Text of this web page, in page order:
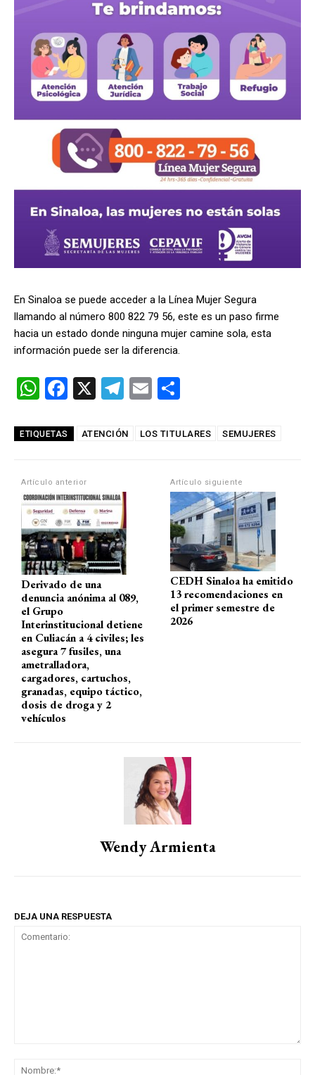
En Sinaloa se puede acceder a la Línea Mujer Segura
llamando al número 800 822 79 56, este es un paso firme
hacia un estado donde ninguna mujer camine sola, esta
información puede ser la diferencia.
W
at
A
p
p
F
ce
o
o
k
X
T
e
m
E
ail m
ar
tir
ETIQUETAS ATENCIÓN LOS TITULARES SEMUJERES
Artículo anterior
Derivado de una
denuncia anónima al 089,
el Grupo
Interinstitucional detiene
en Culiacán a 4 civiles; les
asegura 7 fusiles, una
ametralladora,
cargadores, cartuchos,
granadas, equipo táctico,
dosis de droga y 2
vehículos
Artículo siguiente
CEDH Sinaloa ha emitido
13 recomendaciones en
el primer semestre de
2026
Wendy Armienta
DEJA UNA RESPUESTA